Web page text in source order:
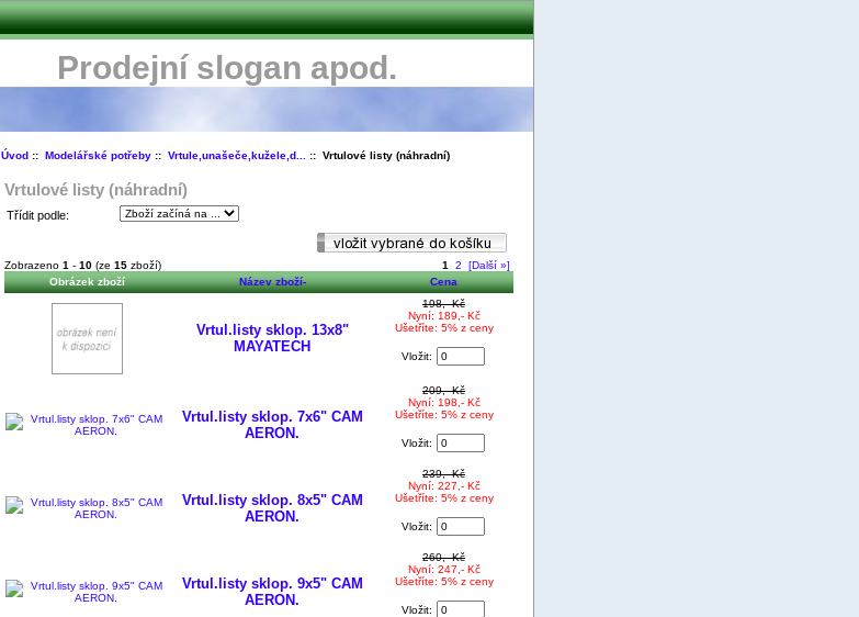
Prodejní slogan apod.
Úvod:: Modelářské potřeby:: Vrtule,unašeče,kužele,d... :: Vrtulové listy (náhradní)
Vrtulové listy (náhradní)
Třídit podle:
Zobrazeno 1 - 10 (ze 15 zboží) 1 2
[Další »]
Obrázek zboží
Název zboží- Cena
Vrtul.listy sklop. 13x8"
MAYATECH
198,- Kč
Nyní: 189,- Kč
Ušetříte: 5% z ceny
Vložit:
Vrtul.listy sklop. 7x6" CAM
AERON.
209,- Kč
Nyní: 198,- Kč
Ušetříte: 5% z ceny
Vložit:
Vrtul.listy sklop. 8x5" CAM
AERON.
239,- Kč
Nyní: 227,- Kč
Ušetříte: 5% z ceny
Vložit:
Vrtul.listy sklop. 9x5" CAM
AERON.
260,- Kč
Nyní: 247,- Kč
Ušetříte: 5% z ceny
Vložit: